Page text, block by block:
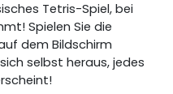
Tetris-Spiel, bei
Spielen Sie die
dem Bildschirm
selbst heraus, jedes